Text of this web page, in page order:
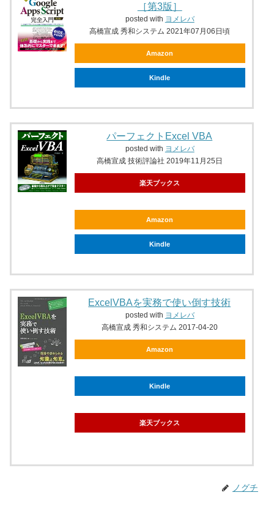
［第3版］
posted with ヨメレバ
高橋宣成 秀和システム 2021年07月06日頃
Amazon
Kindle
パーフェクトExcel VBA
posted with ヨメレバ
高橋宣成 技術評論社 2019年11月25日
楽天ブックス
Amazon
Kindle
ExcelVBAを実務で使い倒す技術
posted with ヨメレバ
高橋宣成 秀和システム 2017-04-20
Amazon
Kindle
楽天ブックス
ノグチ